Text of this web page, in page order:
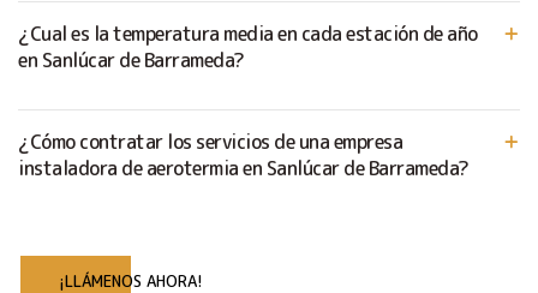
¿Cual es la temperatura media en cada estación de año
en Sanlúcar de Barrameda?
¿Cómo contratar los servicios de una empresa
instaladora de aerotermia en Sanlúcar de Barrameda?
¡LLÁMENOS AHORA!